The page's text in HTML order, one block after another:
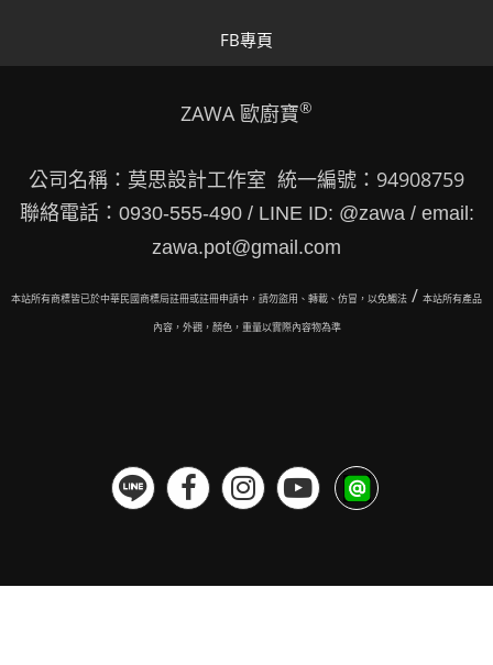
FB專頁
ZAWA 歐廚寶®
公司名稱：莫思設計工作室 統一編號：94908759
聯絡電話：0930-555-490 / LINE ID: @zawa / email:
zawa.pot@gmail.com
本站所有商標皆已於中華民國商標局註冊或註冊申請中，請勿盜用、轉載、仿冒，以免觸法 / 本站所有產品
內容，外觀，顏色，重量以實際內容物為準